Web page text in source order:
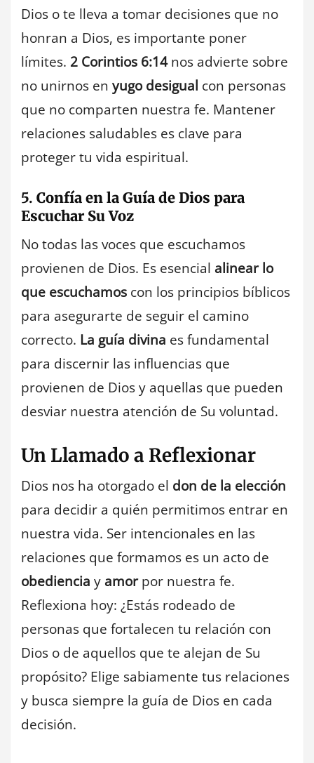
Dios o te lleva a tomar decisiones que no
honran a Dios, es importante poner
límites. 2 Corintios 6:14nos advierte sobre
no unirnos en yugo desigual con personas
que no comparten nuestra fe. Mantener
relaciones saludables es clave para
proteger tu vida espiritual.
5. Confía en la Guía de Dios para
Escuchar Su Voz
No todas las voces que escuchamos
provienen de Dios. Es esencial alinear lo
que escuchamos con los principios bíblicos
para asegurarte de seguir el camino
correcto. La guía divina es fundamental
para discernir las influencias que
provienen de Dios y aquellas que pueden
desviar nuestra atención de Su voluntad.
Un Llamado a Reflexionar
Dios nos ha otorgado el don de la elección
para decidir a quién permitimos entrar en
nuestra vida. Ser intencionales en las
relaciones que formamos es un acto de
obediencia y amorpor nuestra fe.
Reflexiona hoy: ¿Estás rodeado de
personas que fortalecen tu relación con
Dios o de aquellos que te alejan de Su
propósito? Elige sabiamente tus relaciones
y busca siempre la guía de Dios en cada
decisión.